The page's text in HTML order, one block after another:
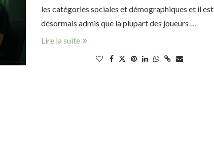
les catégories sociales et démographiques et il est
désormais admis que la plupart des joueurs …
Lire la suite